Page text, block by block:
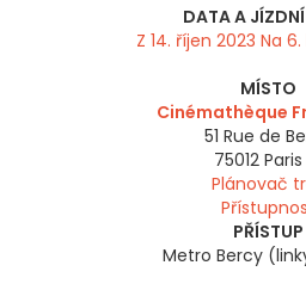
DATA A
Z 14. říjen 2023 Na
MÍSTO
Cinémathèque
51 Rue de
75012 Paris
Plánovač
PŘÍSTUP
Metro Bercy